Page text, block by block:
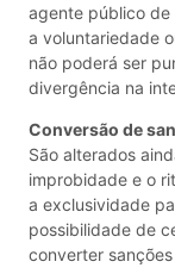
agente público de
a voluntariedade
não poderá ser
divergência na
Conversão de
São alterados
improbidade e o
a exclusividade
possibilidade de
converter